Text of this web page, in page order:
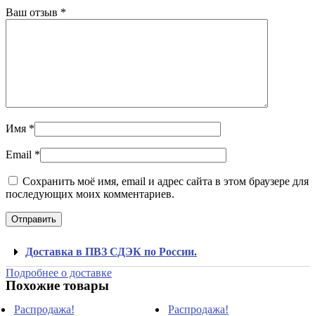
Ваш отзыв *
Имя *
Email *
Сохранить моё имя, email и адрес сайта в этом браузере для
последующих моих комментариев.
Доставка в ПВЗ СДЭК по России.
Подробнее о доставке
Похожие товары
Распродажа! Распродажа!